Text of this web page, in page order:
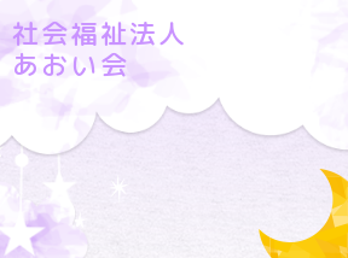
社会福祉法人
あおい会